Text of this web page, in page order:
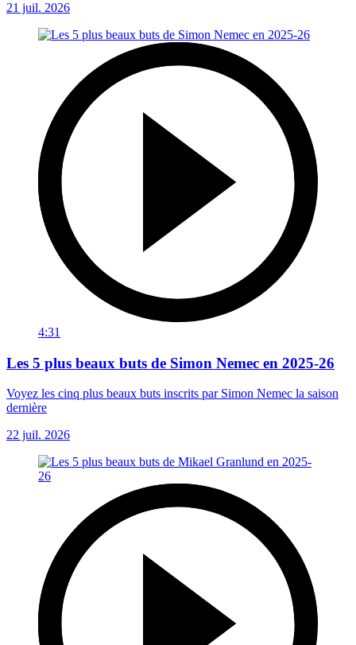
21 juil. 2026
4:31
Les 5 plus beaux buts de Simon Nemec en 2025-26
Voyez les cinq plus beaux buts inscrits par Simon Nemec la saison
dernière
22 juil. 2026